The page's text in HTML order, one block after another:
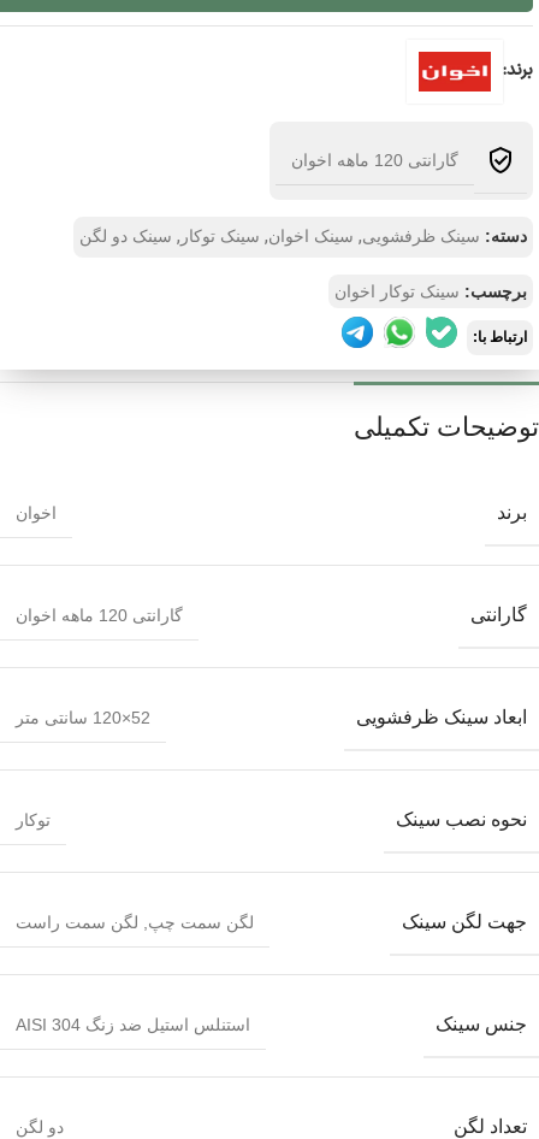
برند:
گارانتی 120 ماهه اخوان
دسته: سینک ظرفشویی, سینک اخوان, سینک توکار , سینک دو لگن
برچسب: سینک توکار اخوان
ارتباط با:
توضیحات تکمیلی
برند اخوان
گارانتی گارانتی 120 ماهه اخوان
ابعاد سینک ظرفشویی 52×120 سانتی متر
نحوه نصب سینک توکار
جهت لگن سینک لگن سمت چپ لگن سمت راست
جنس سینک استنلس استیل ضد زنگ AISI 304
تعداد لگن دو لگن